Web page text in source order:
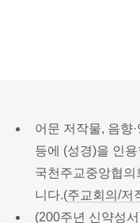
어문 저작물, 음향
등에 (성경)을 인
국천주교중앙협
니다.(주교회의/저
(200주년 신약성